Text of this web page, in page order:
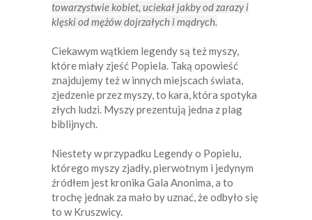
towarzystwie kobiet, uciekał jakby od zarazy i
klęski od mężów dojrzałych i mądrych.
Ciekawym wątkiem legendy są też myszy,
które miały zjeść Popiela. Taką opowieść
znajdujemy też w innych miejscach świata,
zjedzenie przez myszy, to kara, która spotyka
złych ludzi. Myszy prezentują jedna z plag
biblijnych.
Niestety w przypadku Legendy o Popielu,
którego myszy zjadły, pierwotnym i jedynym
źródłem jest kronika Gala Anonima, a to
trochę jednak za mało by uznać, że odbyło się
to w Kruszwicy.